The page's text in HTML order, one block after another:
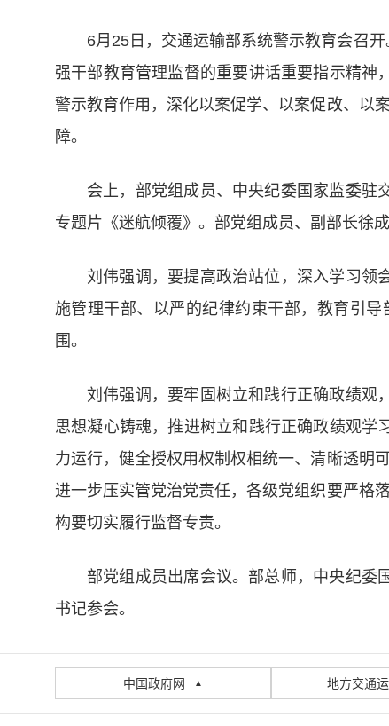
6月25日，交通运输部系统警示教育会召
强干部教育管理监督的重要讲话重要指示精神
警示教育作用，深化以案促学、以案促改、以
障。
会上，部党组成员、中央纪委国家监委驻
专题片《迷航倾覆》。部党组成员、副部长徐成
刘伟强调，要提高政治站位，深入学习领
施管理干部、以严的纪律约束干部，教育引
围。
刘伟强调，要牢固树立和践行正确政绩观
思想凝心铸魂，推进树立和践行正确政绩观学
力运行，健全授权用权制权相统一、清晰透明
进一步压实管党治党责任，各级党组织要严格
构要切实履行监督专责。
部党组成员出席会议。部总师，中央纪委
书记参会。
中国政府网 ▲ 地方交通